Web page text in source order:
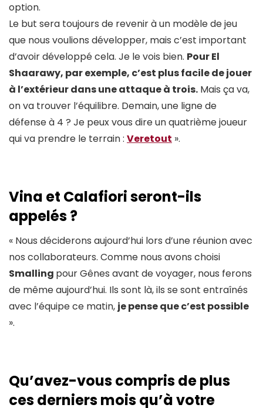
option.
Le but sera toujours de revenir à un modèle de jeu
que nous voulions développer, mais c’est important
d’avoir développé cela. Je le vois bien. Pour El
Shaarawy, par exemple, c’est plus facile de jouer
à l’extérieur dans une attaque à trois. Mais ça va,
on va trouver l’équilibre. Demain, une ligne de
défense à 4 ? Je peux vous dire un quatrième joueur
qui va prendre le terrain : Veretout ».
Vina et Calafiori seront-ils
appelés ?
« Nous déciderons aujourd’hui lors d’une réunion avec
nos collaborateurs. Comme nous avons choisi
Smalling pour Gênes avant de voyager, nous ferons
de même aujourd’hui. Ils sont là, ils se sont entraînés
avec l’équipe ce matin, je pense que c’est possible
».
Qu’avez-vous compris de plus
ces derniers mois qu’à votre